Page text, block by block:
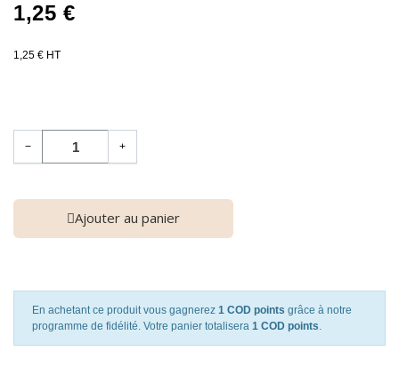
1,25 €
1,25 € HT
− +
Ajouter au panier
En achetant ce produit vous gagnerez 1 COD points grâce à notre
programme de fidélité. Votre panier totalisera 1 COD points.